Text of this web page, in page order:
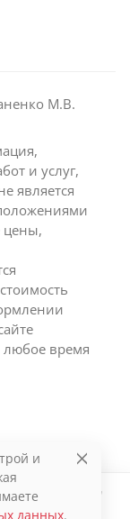
М.В.
и услуг,
является
цены,
время
и
данных.